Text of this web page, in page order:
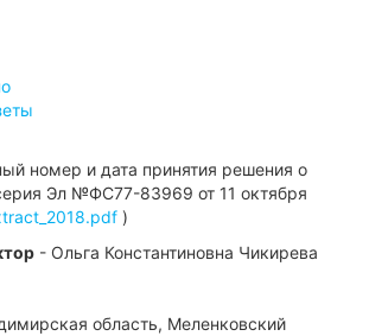
номер и дата принятия решения о
Эл №ФС77-83969 от 11 октября
)
- Ольга Константиновна Чикирева
область, Меленковский